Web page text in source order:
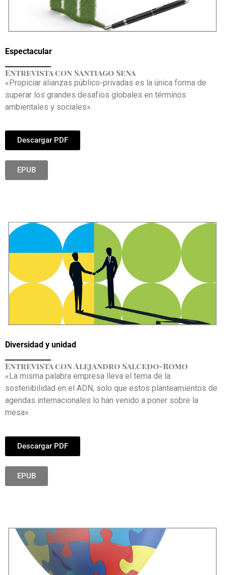
Espectacular
Entrevista con Santiago Sena
«Propiciar alianzas público-privadas es la única forma de
superar los grandes desafíos globales en términos
ambientales y sociales».
Descargar PDF
EPUB
Diversidad y unidad
Entrevista con Alejandro Salcedo-Romo
«La misma palabra empresa lleva el tema de la
sostenibilidad en el ADN, solo que estos planteamientos de
agendas internacionales lo han venido a poner sobre la
mesa».
Descargar PDF
EPUB